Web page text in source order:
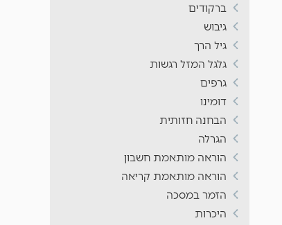
ברקודים
גיבוש
גיל הרך
גלגל המזל רגשות
גרפים
דומינו
הבחנה חזותית
הגרלה
הוראה מותאמת חשבון
הוראה מותאמת קריאה
הזמר במסכה
היכרות